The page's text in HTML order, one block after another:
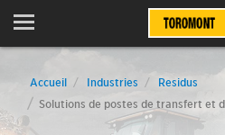
Menu
Accueil Industries
Residus
Solutions de postes de transfert et